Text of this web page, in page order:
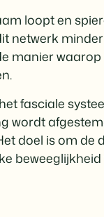
loopt en
netwerk
manier
fasciale
wordt
doel is om de